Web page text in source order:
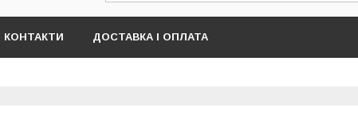
КОНТАКТИ ДОСТАВКА І ОПЛАТА